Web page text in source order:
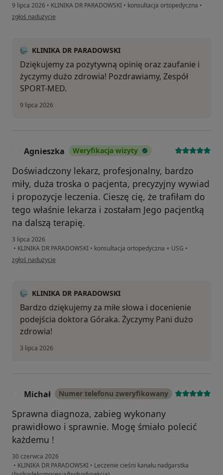
9 lipca 2026 • KLINIKA DR PARADOWSKI • konsultacja ortopedyczna •
w opinii użytkownika K.S.
zgłoś nadużycie
KLINIKA DR PARADOWSKI
Dziękujemy za pozytywną opinię oraz zaufanie i
życzymy dużo zdrowia! Pozdrawiamy, Zespół
SPORT-MED.
9 lipca 2026
Agnieszka Weryfikacja wizyty
Doświadczony lekarz, profesjonalny, bardzo
miły, duża troska o pacjenta, precyzyjny wywiad
i propozycje leczenia. Cieszę cię, że trafiłam do
tego właśnie lekarza i zostałam Jego pacjentką
na dalszą terapię.
3 lipca 2026
• KLINIKA DR PARADOWSKI • konsultacja ortopedyczna + USG •
w opinii użytkownika Agnieszka
zgłoś nadużycie
KLINIKA DR PARADOWSKI
Bardzo dziękujemy za miłe słowa i docenienie
podejścia doktora Góraka. Życzymy Pani dużo
zdrowia!
3 lipca 2026
Michał Numer telefonu zweryfikowany
Sprawna diagnoza, zabieg wykonany
prawidłowo i sprawnie. Mogę śmiało polecić
każdemu !
30 czerwca 2026
• KLINIKA DR PARADOWSKI • Leczenie cieśni kanału nadgarstka